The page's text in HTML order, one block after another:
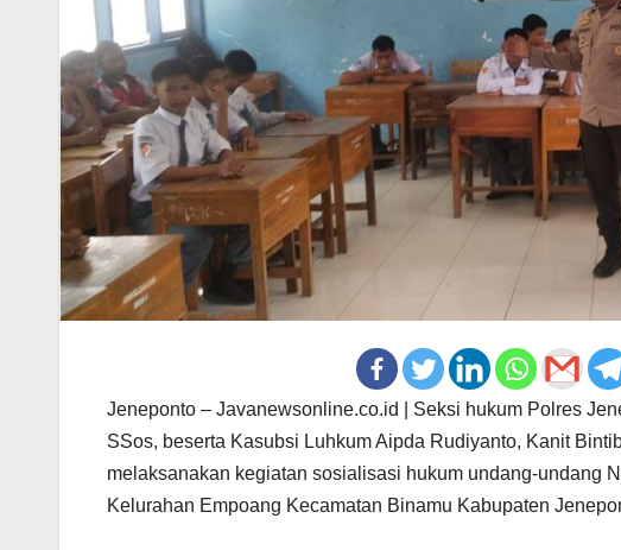
Jeneponto – Javanewsonline.co.id | Seksi hukum Polres
SSos, beserta Kasubsi Luhkum Aipda Rudiyanto, Kanit
melaksanakan kegiatan sosialisasi hukum undang-undang
Kelurahan Empoang Kecamatan Binamu Kabupaten